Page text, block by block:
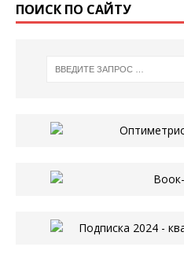
ПОИСК ПО САЙТУ